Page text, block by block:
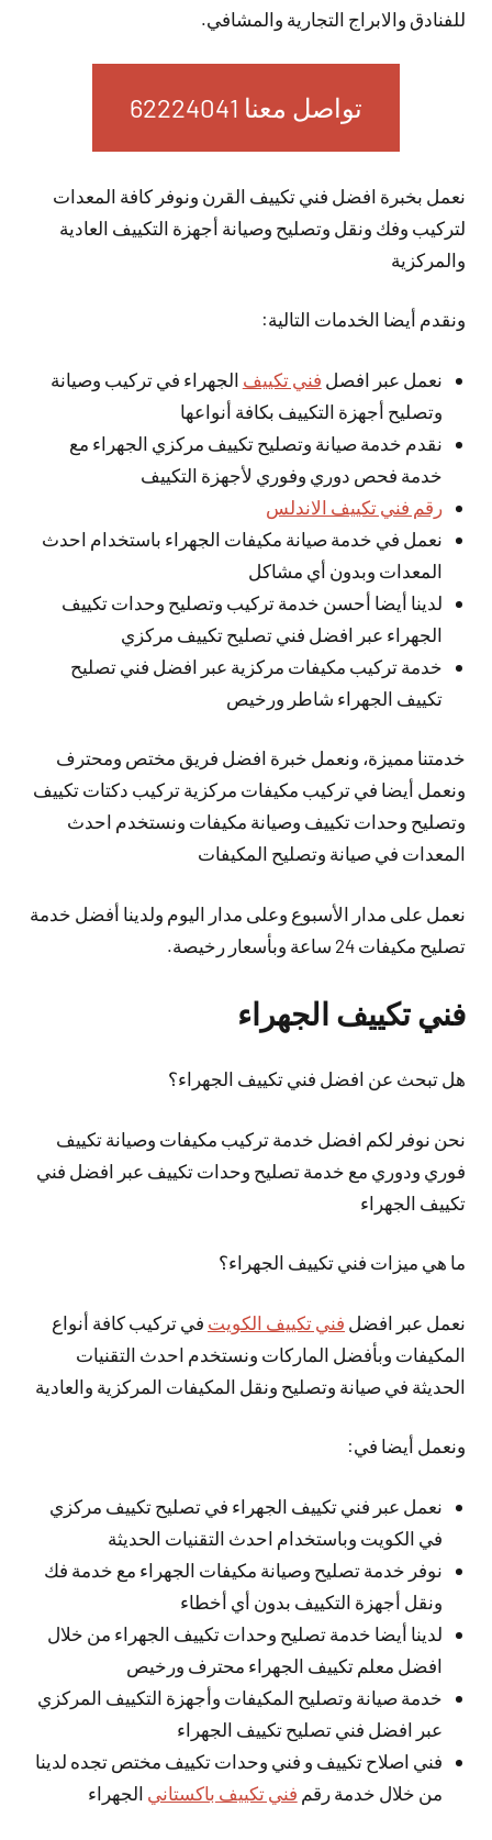
للفنادق والابراج التجارية والمشافي.
تواصل معنا 62224041
نعمل بخبرة افضل فني تكييف القرن ونوفر كافة المعدات
لتركيب وفك ونقل وتصليح وصيانة أجهزة التكييف العادية
والمركزية
ونقدم أيضا الخدمات التالية:
نعمل عبر افصل فني تكييف الجهراء في تركيب وصيانة
وتصليح أجهزة التكييف بكافة أنواعها
نقدم خدمة صيانة وتصليح تكييف مركزي الجهراء مع
خدمة فحص دوري وفوري لأجهزة التكييف
رقم فني تكييف الاندلس
نعمل في خدمة صيانة مكيفات الجهراء باستخدام احدث
المعدات وبدون أي مشاكل
لدينا أيضا أحسن خدمة تركيب وتصليح وحدات تكييف
الجهراء عبر افضل فني تصليح تكييف مركزي
خدمة تركيب مكيفات مركزية عبر افضل فني تصليح
تكييف الجهراء شاطر ورخيص
خدمتنا مميزة، ونعمل خبرة افضل فريق مختص ومحترف
ونعمل أيضا في تركيب مكيفات مركزية تركيب دكتات تكييف
وتصليح وحدات تكييف وصيانة مكيفات ونستخدم احدث
المعدات في صيانة وتصليح المكيفات
نعمل على مدار الأسبوع وعلى مدار اليوم ولدينا أفضل خدمة
تصليح مكيفات 24 ساعة وبأسعار رخيصة.
فني تكييف الجهراء
هل تبحث عن افضل فني تكييف الجهراء؟
نحن نوفر لكم افضل خدمة تركيب مكيفات وصيانة تكييف
فوري ودوري مع خدمة تصليح وحدات تكييف عبر افضل فني
تكييف الجهراء
ما هي ميزات فني تكييف الجهراء؟
نعمل عبر افضل فني تكييف الكويت في تركيب كافة أنواع
المكيفات وبأفضل الماركات ونستخدم احدث التقنيات
الحديثة في صيانة وتصليح ونقل المكيفات المركزية والعادية
ونعمل أيضا في:
نعمل عبر فني تكييف الجهراء في تصليح تكييف مركزي
في الكويت وباستخدام احدث التقنيات الحديثة
نوفر خدمة تصليح وصيانة مكيفات الجهراء مع خدمة فك
ونقل أجهزة التكييف بدون أي أخطاء
لدينا أيضا خدمة تصليح وحدات تكييف الجهراء من خلال
افضل معلم تكييف الجهراء محترف ورخيص
خدمة صيانة وتصليح المكيفات وأجهزة التكييف المركزي
عبر افضل فني تصليح تكييف الجهراء
فني اصلاح تكييف و فني وحدات تكييف مختص تجده لدينا
من خلال خدمة رقم فني تكييف باكستاني الجهراء